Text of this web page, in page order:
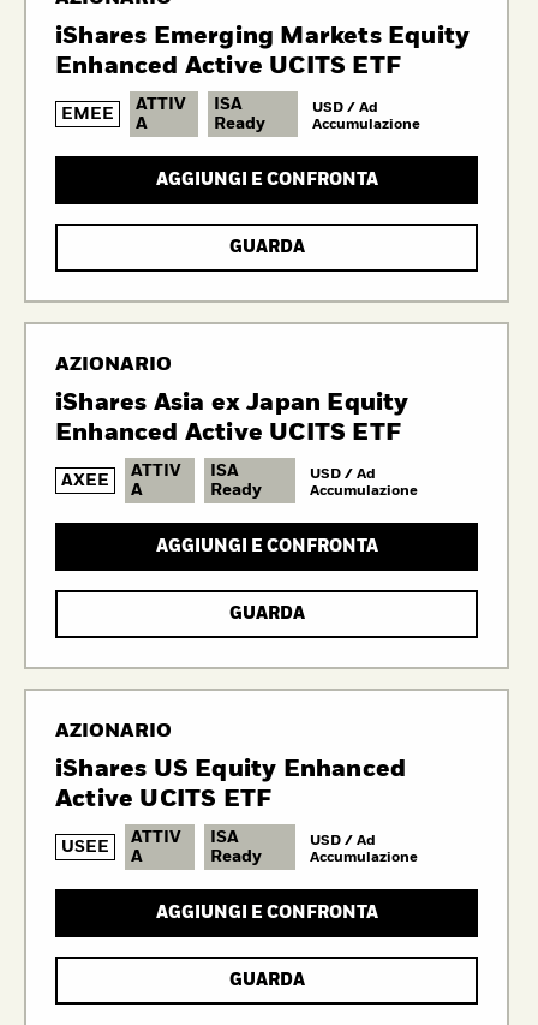
iShares Emerging Markets Equity
Enhanced Active UCITS ETF
EMEE
ATTIV
A
ISA
Ready
USD / Ad
Accumulazione
AGGIUNGI E CONFRONTA
GUARDA
AZIONARIO
iShares Asia ex Japan Equity
Enhanced Active UCITS ETF
AXEE
ATTIV
A
ISA
Ready
USD / Ad
Accumulazione
AGGIUNGI E CONFRONTA
GUARDA
AZIONARIO
iShares US Equity Enhanced
Active UCITS ETF
USEE
ATTIV
A
ISA
Ready
USD / Ad
Accumulazione
AGGIUNGI E CONFRONTA
GUARDA